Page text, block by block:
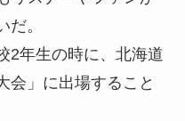
。
2年生の時に、北海道
会」に出場すること